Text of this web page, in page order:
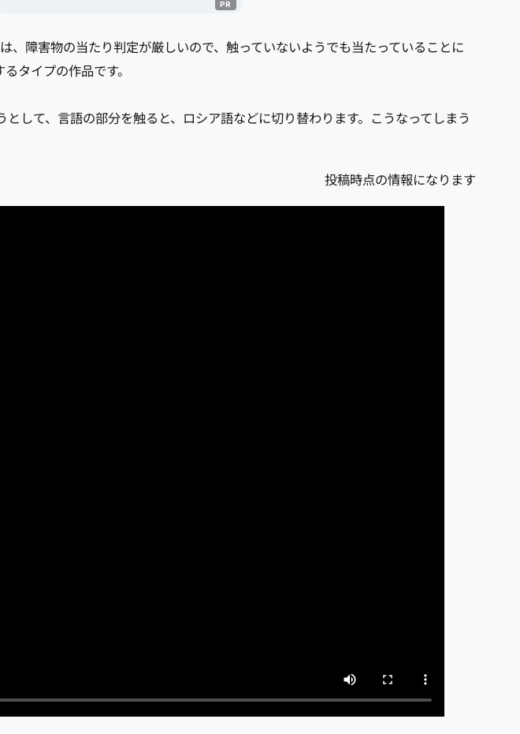
障害物の当たり判定が厳しいので、触っていないようでも当たっていることに
タイプの作品です。
して、言語の部分を触ると、ロシア語などに切り替わります。こうなってしまう
投稿時点の情報になります